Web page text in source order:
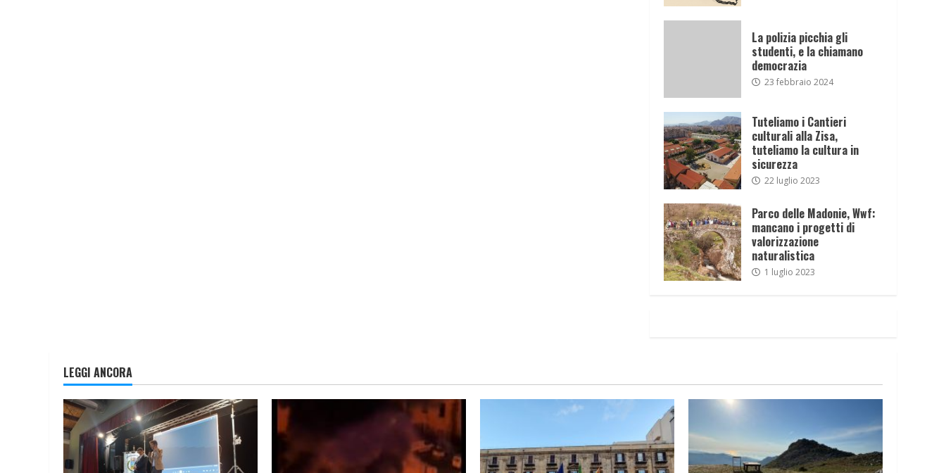
La polizia picchia gli
studenti, e la chiamano
democrazia
23 febbraio 2024
Tuteliamo i Cantieri
culturali alla Zisa,
tuteliamo la cultura in
sicurezza
22 luglio 2023
Parco delle Madonie, Wwf:
mancano i progetti di
valorizzazione
naturalistica
1 luglio 2023
LEGGI ANCORA